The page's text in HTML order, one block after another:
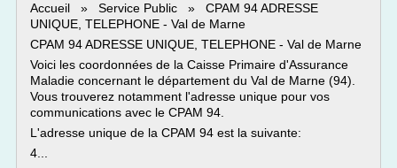
Accueil » Service Public » CPAM 94 ADRESSE
UNIQUE, TELEPHONE - Val de Marne
CPAM 94 ADRESSE UNIQUE, TELEPHONE - Val de Marne
Voici les coordonnées de la Caisse Primaire d'Assurance
Maladie concernant le département du Val de Marne (94).
Vous trouverez notamment l'adresse unique pour vos
communications avec le CPAM 94.
L'adresse unique de la CPAM 94 est la suivante:
4...